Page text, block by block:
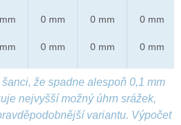
0 mm
0 mm
0 mm
0 mm
0 mm
0 mm
že spadne alespoň 0,1 mm
nejvyšší možný úhrn srážek,
variantu. Výpočet